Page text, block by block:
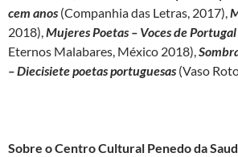
cem anos (Companhia das Letras, 2017),
2018),Mujeres Poetas – Voces de
Eternos Malabares, México 2018),
– Diecisiete poetas portuguesas (Vaso
Sobre o Centro Cultural Penedo da